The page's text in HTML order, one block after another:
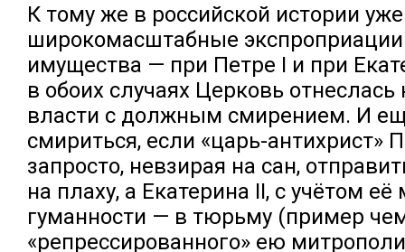
К тому же в российской истории
широкомасштабные
имущества — при Петре I и при
в обоих случаях Церковь
власти с должным смирением. И
смириться, если «царь-антихрист»
запросто, невзирая на сан,
на плаху, а Екатерина II, с учётом её
гуманности — в тюрьму (пример
«репрессированного» ею